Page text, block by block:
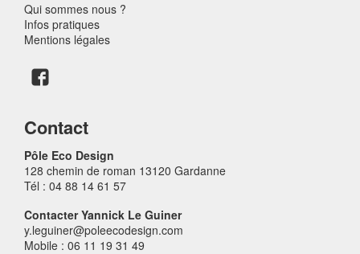
Qui sommes nous ?
Infos pratiques
Mentions légales
Contact
Pôle Eco Design
128 chemin de roman 13120 Gardanne
Tél : 04 88 14 61 57
Contacter Yannick Le Guiner
y.leguiner@poleecodesign.com
Mobile : 06 11 19 31 49